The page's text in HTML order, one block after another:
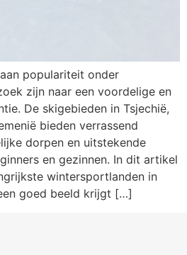
populariteit onder
zijn naar een voordelige en
De skigebieden in Tsjechië,
bieden verrassend
dorpen en uitstekende
en gezinnen. In dit artikel
wintersportlanden in
goed beeld krijgt […]